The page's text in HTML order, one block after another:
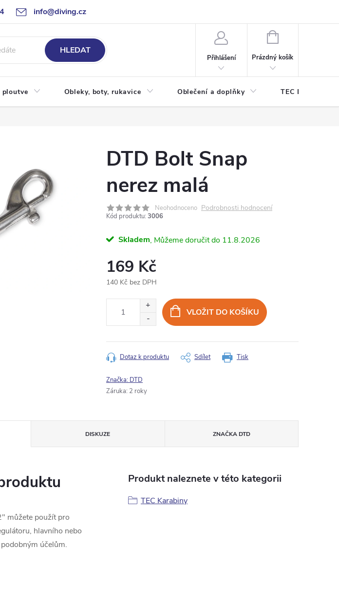
info@diving.cz
podmínky Reklamace
HLEDAT
Přihlášení
NÁKUPNÍ
Prázdný košík
ploutve Obleky, boty, rukavice Oblečení a doplňky TEC DIVE
DTD Bolt Snap
nerez malá
Neohodnoceno Podrobnosti hodnocení
Kód produktu: 3006
Skladem 11.8.2026
169 Kč
140 Kč bez DPH
VLOŽIT DO KOŠÍKU
Tisk
Dotaz k produktu Sdílet
Značka: DTD
Záruka: 2 roky
DISKUZE ZNAČKADTD
můžete použít pro
hlavního nebo
účelům.
Produkt naleznete v této kategorii
TEC Karabiny